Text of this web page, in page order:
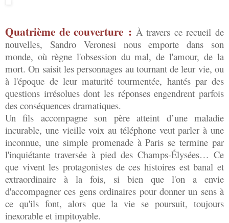
Quatrième de couverture : À travers ce recueil de
nouvelles, Sandro Veronesi nous emporte dans son
monde, où règne l'obsession du mal, de l'amour, de la
mort. On saisit les personnages au tournant de leur vie, ou
à l'époque de leur maturité tourmentée, hantés par des
questions irrésolues dont les réponses engendrent parfois
des conséquences dramatiques.
Un fils accompagne son père atteint d’une maladie
incurable, une vieille voix au téléphone veut parler à une
inconnue, une simple promenade à Paris se termine par
l'inquiétante traversée à pied des Champs-Élysées… Ce
que vivent les protagonistes de ces histoires est banal et
extraordinaire à la fois, si bien que l'on a envie
d'accompagner ces gens ordinaires pour donner un sens à
ce qu'ils font, alors que la vie se poursuit, toujours
inexorable et impitoyable.